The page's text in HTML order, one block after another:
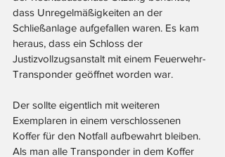
dass Unregelmäßigkeiten an der
Schließanlage aufgefallen waren. Es kam
heraus, dass ein Schloss der
Justizvollzugsanstalt mit einem Feuerwehr-
Transponder geöffnet worden war.
Der sollte eigentlich mit weiteren
Exemplaren in einem verschlossenen
Koffer für den Notfall aufbewahrt bleiben.
Als man alle Transponder in dem Koffer